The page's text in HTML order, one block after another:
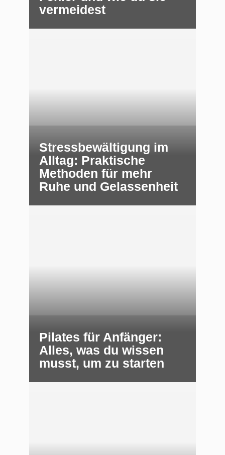
vermeidest
Stressbewältigung im
Alltag: Praktische
Methoden für mehr
Ruhe und Gelassenheit
Pilates für Anfänger:
Alles, was du wissen
musst, um zu starten